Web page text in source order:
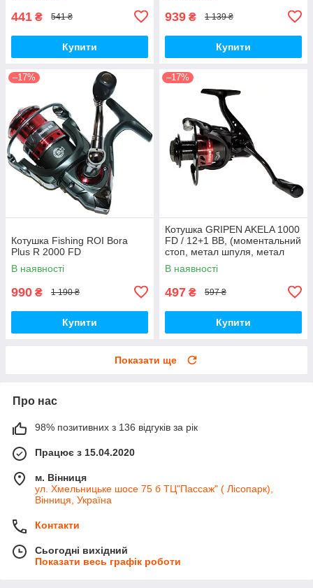
441 ₴ 541 ₴
Купити
939 ₴ 1 139 ₴
Купити
–17%
Котушка Fishing ROI Bora
Plus R 2000 FD
В наявності
990 ₴ 1 190 ₴
Купити
–17%
Котушка GRIPEN AKELA 1000
FD / 12+1 BB, (моментальний
стоп, метал шпуля, метал
ручка)
В наявності
497 ₴ 597 ₴
Купити
Показати ще
Про нас
98% позитивних з 136 відгуків за рік
Працює з 15.04.2020
м. Вінниця
ул. Хмельницьке шосе 75 б ТЦ"Пассаж" ( Лісопарк),
Вінниця, Україна
Контакти
Сьогодні вихідний
Показати весь графік роботи